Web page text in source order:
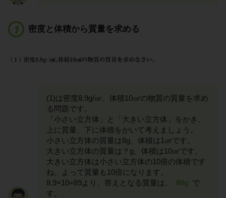
密度と体積から質量を求める
(1)は密度8.9g/㎤、体積10㎤の物質の質量を求め
る問題です。
「小さい立方体」と「大きい立方体」をかき、
上に質量、下に体積をかいて考えましょう。
小さい立方体の質量は8g、体積は1㎤です。
大きい立方体の質量は？g、体積は10㎤です。
大きい立方体は小さい立方体の10倍の体積です
ね。よって質量も10倍になります。
8.9×10=89より、答えとなる質量は、
89g で
す。